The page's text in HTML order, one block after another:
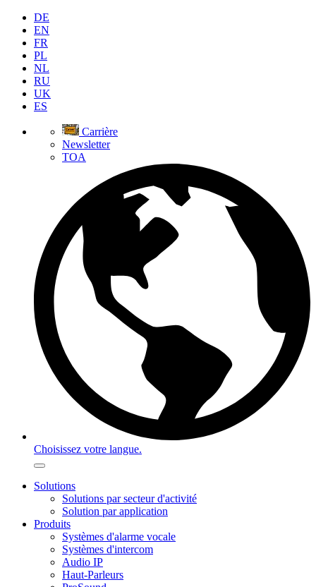
DE
EN
FR
PL
NL
RU
UK
ES
Carrière
Newsletter
TOA
Choisissez votre langue.
Solutions
Solutions par secteur d'activité
Solution par application
Produits
Systèmes d'alarme vocale
Systèmes d'intercom
Audio IP
Haut-Parleurs